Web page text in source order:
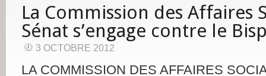
La Commission des Affaires
Sénat s’engage contre le
3 OCTOBRE 2012
LA COMMISSION DES AFFAIRES